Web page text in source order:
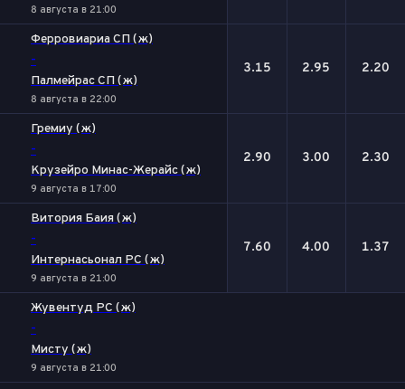
8 августа в 21:00
Ферровиариа СП (ж)
-
Палмейрас СП (ж)
8 августа в 22:00
3.15 2.95 2.20
Гремиу (ж)
-
Крузейро Минас-Жерайс (ж)
9 августа в 17:00
2.90 3.00 2.30
Витория Баия (ж)
-
Интернасьонал РС (ж)
9 августа в 21:00
7.60 4.00 1.37
Жувентуд РС (ж)
-
Мисту (ж)
9 августа в 21:00